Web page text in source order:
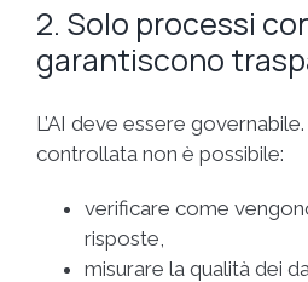
2. Solo processi
garantiscono
L’AI deve essere
controllata non è possibile:
verificare come
risposte,
misurare la qualità dei